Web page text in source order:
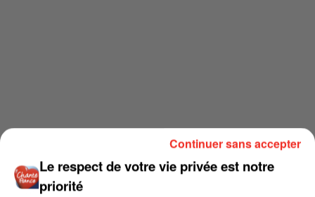
Le respect de votre vie privée est notre
priorité
Continuer sans accepter